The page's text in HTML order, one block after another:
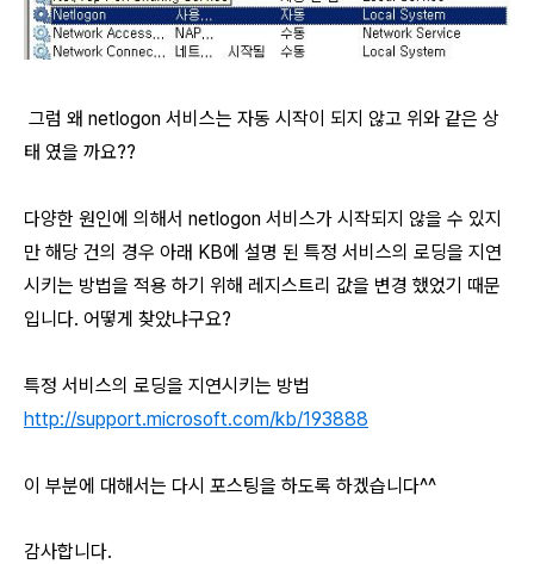
그럼 왜 netlogon 서비스는 자동 시작이 되지 않고 위와 같은 상
태 였을 까요??
다양한 원인에 의해서 netlogon 서비스가 시작되지 않을 수 있지
만 해당 건의 경우 아래 KB에 설명 된 특정 서비스의 로딩을 지연
시키는 방법을 적용 하기 위해 레지스트리 값을 변경 했었기 때문
입니다. 어떻게 찾았냐구요?
특정 서비스의 로딩을 지연시키는 방법
http://support.microsoft.com/kb/193888
이 부분에 대해서는 다시 포스팅을 하도록 하겠습니다^^
감사합니다.